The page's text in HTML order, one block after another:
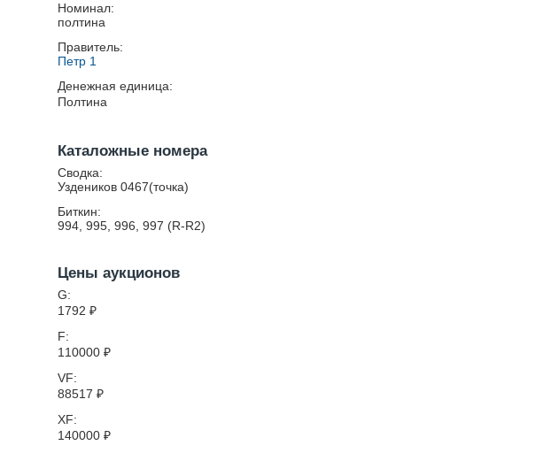
Номинал:
полтина
Правитель:
Петр 1
Денежная единица:
Полтина
Каталожные номера
Сводка:
Уздеников 0467(точка)
Биткин:
994, 995, 996, 997 (R-R2)
Цены аукционов
G:
1792 ₽
F:
110000 ₽
VF:
88517 ₽
XF:
140000 ₽